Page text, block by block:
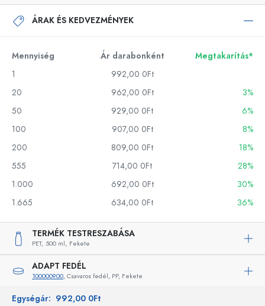
ÁRAK ÉS KEDVEZMÉNYEK
Mennyiség Ár darabonként
Megtakarítás*
1
992,00 0Ft
20
962,00 0Ft
3%
50
929,00 0Ft
6%
100
907,00 0Ft
8%
200
809,00 0Ft
18%
555
714,00 0Ft
28%
1.000
692,00 0Ft
30%
1.665
634,00 0Ft 36%
TERMÉK TESTRESZABÁSA
PET, 500 ml, Fekete
ADAPT FEDÉL
100000900, Csavaros fedél, PP, Fekete
Egységár: 992,00 0Ft